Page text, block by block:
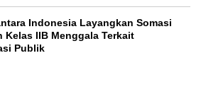
Indonesia Layangkan Somasi
Kelas IIB Menggala Terkait
Publik